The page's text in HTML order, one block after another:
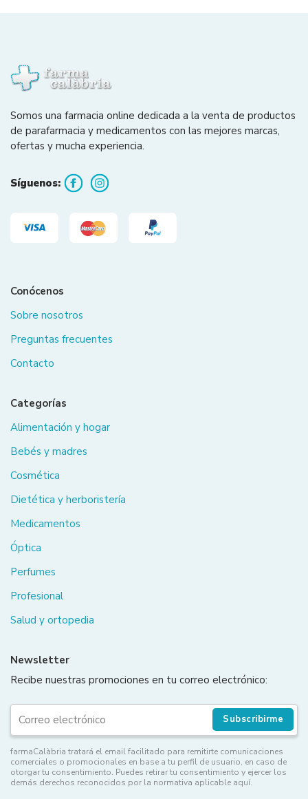
Somos una farmacia online dedicada a la venta de productos
de parafarmacia y medicamentos con las mejores marcas,
ofertas y mucha experiencia.
Síguenos:
Conócenos
Sobre nosotros
Preguntas frecuentes
Contacto
Categorías
Alimentación y hogar
Bebés y madres
Cosmética
Dietética y herboristería
Medicamentos
Óptica
Perfumes
Profesional
Salud y ortopedia
Newsletter
Recibe nuestras promociones en tu correo electrónico:
Subscribirme
farmaCalàbria tratará el email facilitado para remitirte comunicaciones
comerciales o promocionales en base a tu perfil de usuario, en caso de
otorgar tu consentimiento. Puedes retirar tu consentimiento y ejercer los
demás derechos reconocidos por la normativa aplicable aquí.